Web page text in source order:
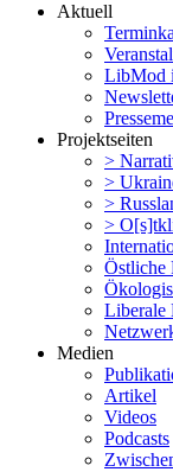
Aktuell
LibMod
Projekt­seiten
>
>
>
>
Östliche
Liberale
Medien
Artikel
Videos
Podcasts